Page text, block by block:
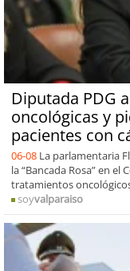
Diputada PDG
oncológicas y
pacientes con
06-08 La parlamentaria
la “Bancada Rosa” en
tratamientos
soyvalparaiso